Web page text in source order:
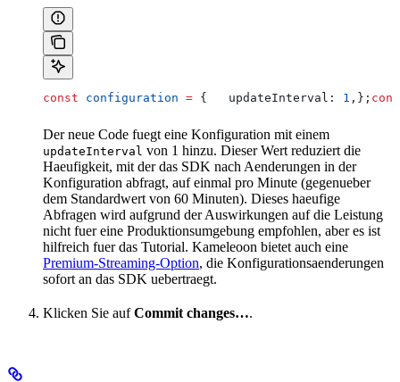
const configuration = { updateInterval: 1 ,};
Der neue Code fuegt eine Konfiguration mit einem
updateInterval von 1 hinzu. Dieser Wert reduziert die
Haeufigkeit, mit der das SDK nach Aenderungen in der
Konfiguration abfragt, auf einmal pro Minute (gegenueber
dem Standardwert von 60 Minuten). Dieses haeufige
Abfragen wird aufgrund der Auswirkungen auf die Leistung
nicht fuer eine Produktionsumgebung empfohlen, aber es ist
hilfreich fuer das Tutorial. Kameleoon bietet auch eine
Premium-Streaming-Option, die Konfigurationsaenderungen
sofort an das SDK uebertraegt.
Klicken Sie aufCommit changes….